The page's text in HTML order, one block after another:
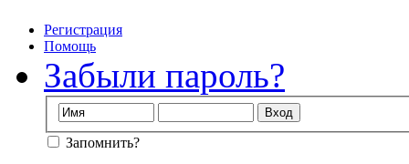
Регистрация
Помощь
Забыли пароль?
Запомнить?